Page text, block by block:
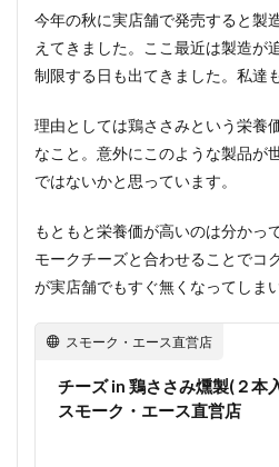
今年の秋に実店舗で発売すると製
えてきました。ここ最近は製造が
制限する日も出てきました。私達
理由としては鶏ささみという栄養
なこと。意外にこのような製品が
ではないかと思っています。
もともと栄養価が高いのは分かっ
モークチーズと合わせることでコ
が実店舗でもすぐ無くなってしま
スモーク・エース直営店
チーズ in 鶏ささみ燻製(２本
スモーク・エース直営店